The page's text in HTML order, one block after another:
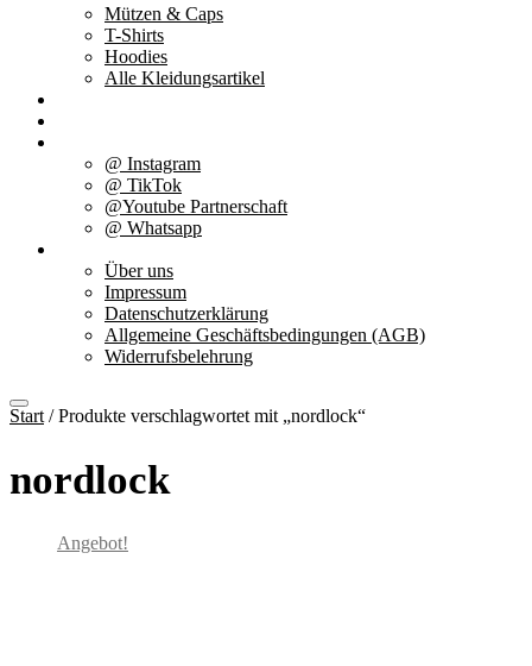
Mützen & Caps
T-Shirts
Hoodies
Alle Kleidungsartikel
@ Instagram
@ TikTok
@Youtube Partnerschaft
@ Whatsapp
Über uns
Impressum
Datenschutzerklärung
Allgemeine Geschäftsbedingungen (AGB)
Widerrufsbelehrung
Start / Produkte verschlagwortet mit „nordlock“
nordlock
Angebot!